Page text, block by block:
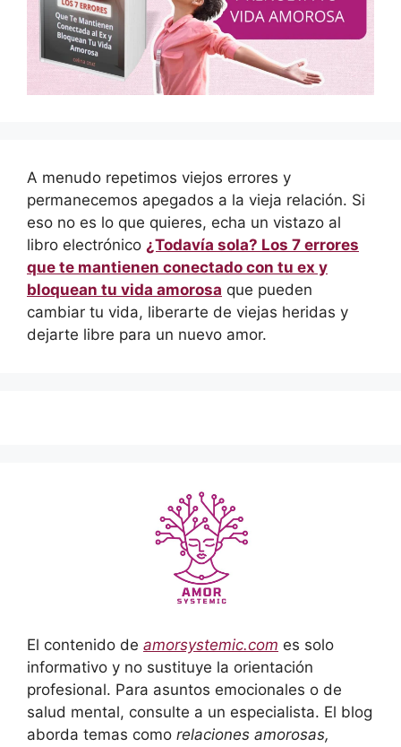
A menudo repetimos viejos errores y
permanecemos apegados a la vieja relación. Si
eso no es lo que quieres, echa un vistazo al
libro electrónico ¿Todavía sola? Los 7 errores
que te mantienen conectado con tu ex y
bloquean tu vida amorosa que pueden
cambiar tu vida, liberarte de viejas heridas y
dejarte libre para un nuevo amor.
El contenido de amorsystemic.com es solo
informativo y no sustituye la orientación
profesional. Para asuntos emocionales o de
salud mental, consulte a un especialista. El blog
aborda temas como relaciones amorosas,